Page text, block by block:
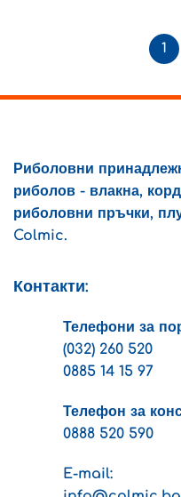
The
chosen
on
the
product
1
Риболовни
риболов - влакна,
риболовни пръчки,
Colmic.
Контакти:
Телефони за
(032) 260 520
0885 14 15 97
Телефон за
0888 520 590
E-mail: